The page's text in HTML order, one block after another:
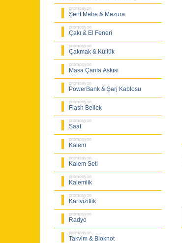
promosyon
Şerit Metre & Mezura
promosyon
Çakı & El Feneri
promosyon
Çakmak & Küllük
promosyon
Masa Çanta Askısı
promosyon
PowerBank & Şarj Kablosu
promosyon
Flash Bellek
promosyon
Saat
promosyon
Kalem
promosyon
Kalem Seti
promosyon
Kalemlik
promosyon
Kartvizitlik
promosyon
Radyo
promosyon
Takvim & Bloknot